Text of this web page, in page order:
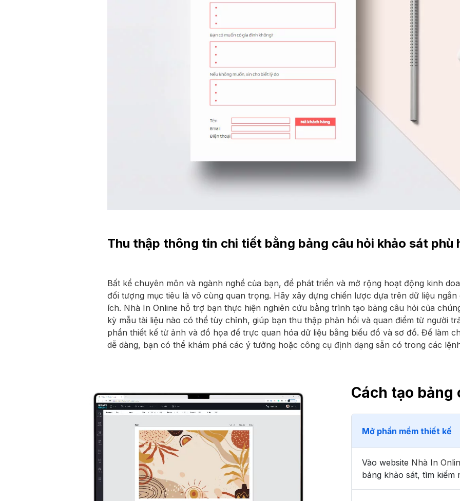
Thu thập thông tin chi tiết bằng bảng câu hỏi khảo sát phù
Bất kể chuyên môn và ngành nghề của bạn, để phát triển và mở rộng hoạt động kinh
đối tượng mục tiêu là vô cùng quan trọng. Hãy xây dựng chiến lược dựa trên dữ liệu
ích. Nhà In Online hỗ trợ bạn thực hiện nghiên cứu bằng trình tạo bảng câu hỏi của
kỳ mẫu tài liệu nào có thể tùy chỉnh, giúp bạn thu thập phản hồi và quan điểm từ người
phần thiết kế từ ảnh và đồ họa để trực quan hóa dữ liệu bằng biểu đồ và sơ đồ. Để làm
dễ dàng, bạn có thể khám phá các ý tưởng hoặc công cụ định dạng sẵn có trong các
Cách tạo bảng
Mở phần mềm thiết kế
Vào website Nhà In
bảng khảo sát, tìm kiếm